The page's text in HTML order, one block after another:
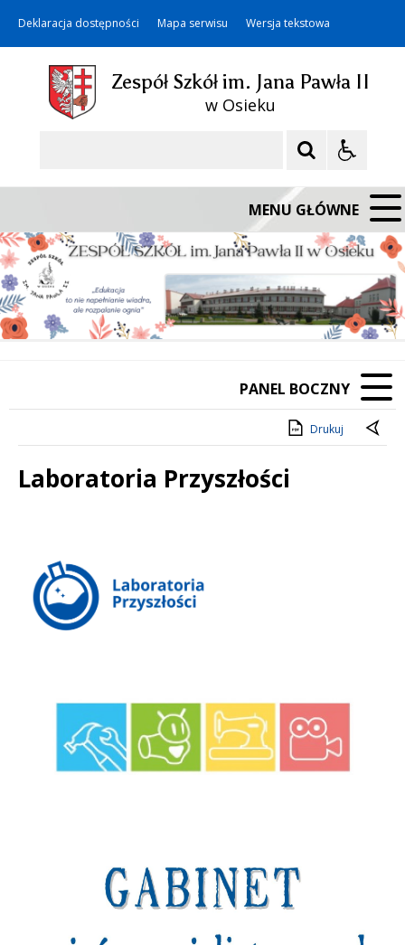
Deklaracja dostępności Mapa serwisu Wersja tekstowa
Zespół Szkół im. Jana Pawła II
w Osieku
MENU GŁÓWNE
PANEL BOCZNY
Drukuj
Laboratoria Przyszłości